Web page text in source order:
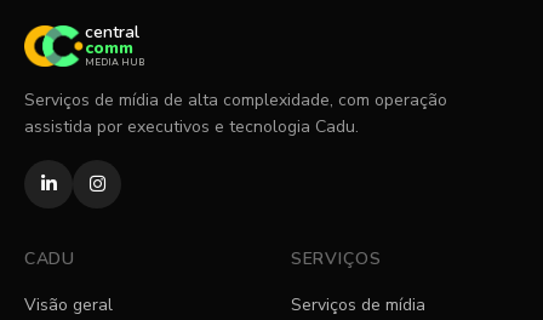
central
comm
MEDIA HUB
Serviços de mídia de alta complexidade, com operação
assistida por executivos e tecnologia Cadu.
CADU
Visão geral
SERVIÇOS
Serviços de mídia